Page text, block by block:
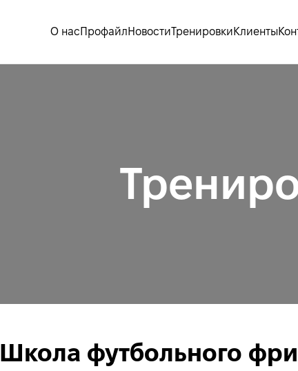
О насПрофайлНовостиТренировки Клиенты
Школа футбольного